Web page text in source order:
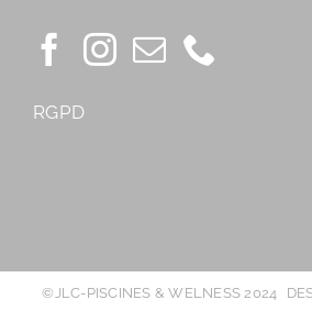
RGPD
©JLC-PISCINES & WELNESS 2024